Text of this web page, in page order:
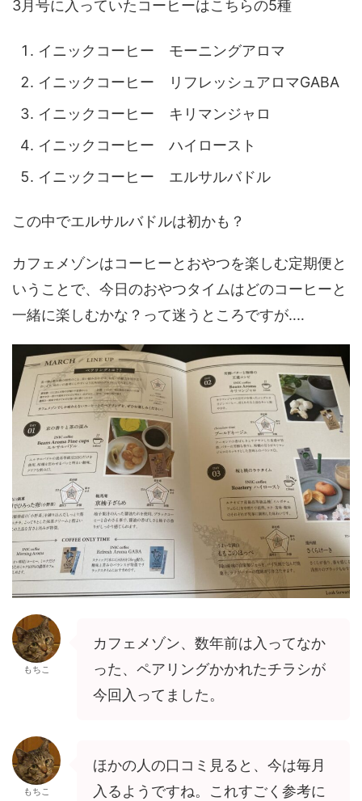
3月号に入っていたコーヒーはこちらの5種
イニックコーヒー モーニングアロマ
イニックコーヒー リフレッシュアロマGABA
イニックコーヒー キリマンジャロ
イニックコーヒー ハイロースト
イニックコーヒー エルサルバドル
この中でエルサルバドルは初かも？
カフェメゾンはコーヒーとおやつを楽しむ定期便と
いうことで、今日のおやつタイムはどのコーヒーと
一緒に楽しむかな？って迷うところですが‥‥
もちこ
カフェメゾン、数年前は入ってなか
った、ペアリングかかれたチラシが
今回入ってました。
もちこ
ほかの人の口コミ見ると、今は毎月
入るようですね。これすごく参考に